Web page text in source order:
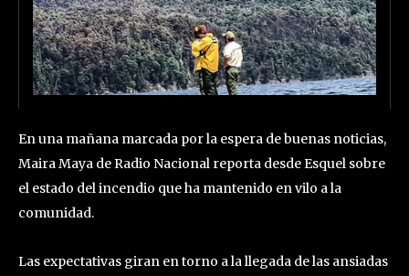
En una mañana marcada por la espera de buenas noticias,
Maira Maya de Radio Nacional reporta desde Esquel sobre
el estado del incendio que ha mantenido en vilo a la
comunidad.
Las expectativas giran en torno a la llegada de las ansiadas